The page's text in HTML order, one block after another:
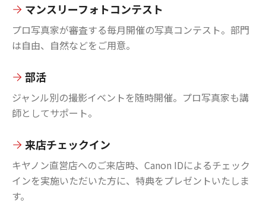
マンスリーフォトコンテスト
プロ写真家が審査する毎月開催の写真コンテスト。部門
は自由、自然などをご用意。
部活
ジャンル別の撮影イベントを随時開催。プロ写真家も講
師としてサポート。
来店チェックイン
キヤノン直営店へのご来店時、Canon IDによるチェック
インを実施いただいた方に、特典をプレゼントいたしま
す。